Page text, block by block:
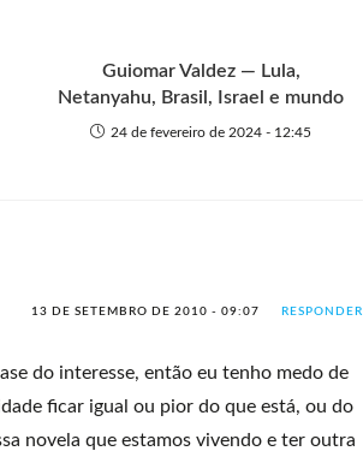
Guiomar Valdez — Lula,
Netanyahu, Brasil, Israel e mundo
24 de fevereiro de 2024 - 12:45
13 DE SETEMBRO DE 2010 - 09:07 RESPONDER
do interesse, então eu tenho medo de
ficar igual ou pior do que está, ou do
novela que estamos vivendo e ter outra